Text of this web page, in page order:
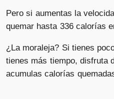
Pero si aumentas la
quemar hasta 336 calorías
¿La moraleja? Si tienes
tienes más tiempo, disfruta
acumulas calorías